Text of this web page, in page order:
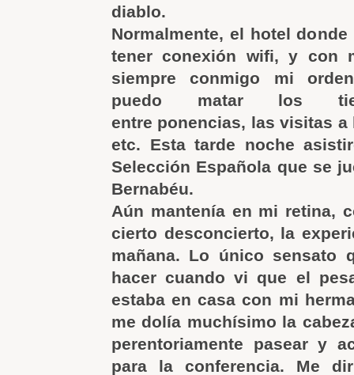
diablo.
Normalmente, el hotel
tener conexión wifi, y con
siempre conmigo mi
puedo matar los
entre ponencias, las visitas
etc. Esta tarde noche
Selección Española que se
Bernabéu.
Aún mantenía en mi retina,
cierto desconcierto, la
mañana. Lo único sensato
hacer cuando vi que el
estaba en casa con mi
me dolía muchísimo la
perentoriamente pasear y
para la conferencia. Me